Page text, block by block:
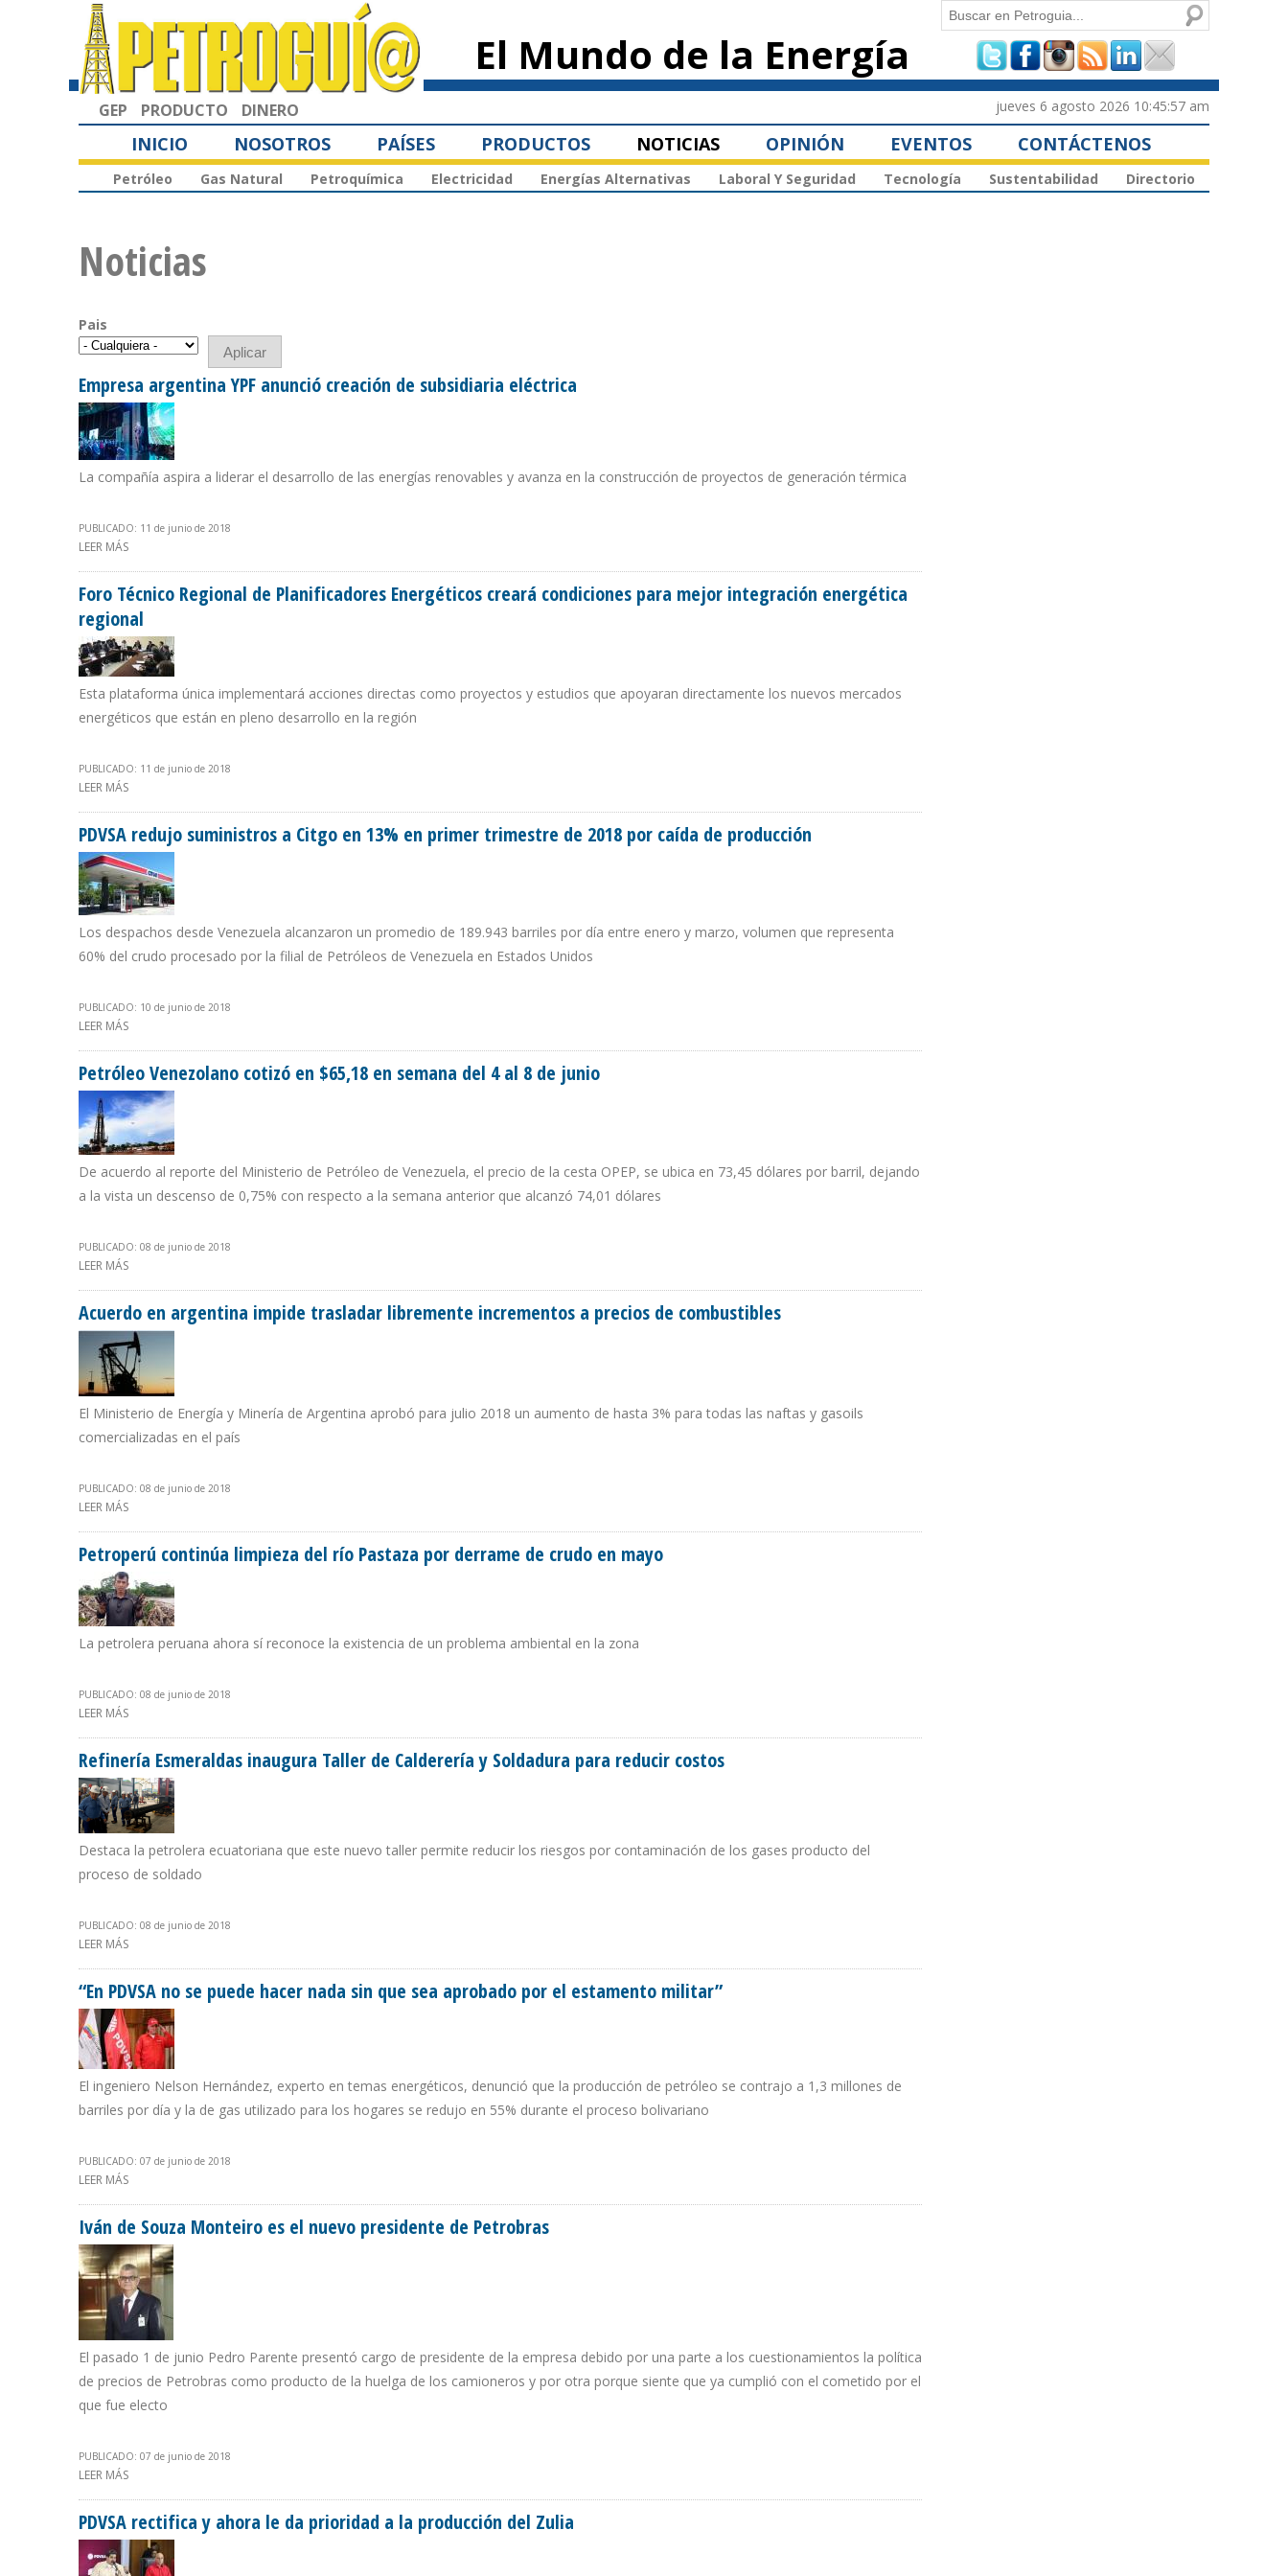
principal
El Mundo de la Energía
Formulario de
búsqueda
Buscar
GEP PRODUCTO DINERO jueves 6 agosto 2026 10:45:57 am
INICIO NOSOTROS PAÍSES PRODUCTOS NOTICIAS OPINIÓN EVENTOS CONTÁCTENOS
Petróleo Gas Natural Petroquímica Electricidad Energías Alternativas Laboral Y Seguridad Tecnología Sustentabilidad Directorio
Noticias
Pais
Empresa argentina YPF anunció creación de subsidiaria eléctrica
La compañía aspira a liderar el desarrollo de las energías renovables y avanza en la construcción de proyectos de generación térmica
PUBLICADO: 11 de junio de 2018
LEER MÁS
Foro Técnico Regional de Planificadores Energéticos creará condiciones para mejor integración energética
regional
Esta plataforma única implementará acciones directas como proyectos y estudios que apoyaran directamente los nuevos mercados
energéticos que están en pleno desarrollo en la región
PUBLICADO: 11 de junio de 2018
LEER MÁS
PDVSA redujo suministros a Citgo en 13% en primer trimestre de 2018 por caída de producción
Los despachos desde Venezuela alcanzaron un promedio de 189.943 barriles por día entre enero y marzo, volumen que representa
60% del crudo procesado por la filial de Petróleos de Venezuela en Estados Unidos
PUBLICADO: 10 de junio de 2018
LEER MÁS
Petróleo Venezolano cotizó en $65,18 en semana del 4 al 8 de junio
De acuerdo al reporte del Ministerio de Petróleo de Venezuela, el precio de la cesta OPEP, se ubica en 73,45 dólares por barril, dejando
a la vista un descenso de 0,75% con respecto a la semana anterior que alcanzó 74,01 dólares
PUBLICADO: 08 de junio de 2018
LEER MÁS
Acuerdo en argentina impide trasladar libremente incrementos a precios de combustibles
El Ministerio de Energía y Minería de Argentina aprobó para julio 2018 un aumento de hasta 3% para todas las naftas y gasoils
comercializadas en el país
PUBLICADO: 08 de junio de 2018
LEER MÁS
Petroperú continúa limpieza del río Pastaza por derrame de crudo en mayo
La petrolera peruana ahora sí reconoce la existencia de un problema ambiental en la zona
PUBLICADO: 08 de junio de 2018
LEER MÁS
Refinería Esmeraldas inaugura Taller de Calderería y Soldadura para reducir costos
Destaca la petrolera ecuatoriana que este nuevo taller permite reducir los riesgos por contaminación de los gases producto del
proceso de soldado
PUBLICADO: 08 de junio de 2018
LEER MÁS
“En PDVSA no se puede hacer nada sin que sea aprobado por el estamento militar”
El ingeniero Nelson Hernández, experto en temas energéticos, denunció que la producción de petróleo se contrajo a 1,3 millones de
barriles por día y la de gas utilizado para los hogares se redujo en 55% durante el proceso bolivariano
PUBLICADO: 07 de junio de 2018
LEER MÁS
Iván de Souza Monteiro es el nuevo presidente de Petrobras
El pasado 1 de junio Pedro Parente presentó cargo de presidente de la empresa debido por una parte a los cuestionamientos la política
de precios de Petrobras como producto de la huelga de los camioneros y por otra porque siente que ya cumplió con el cometido por el
que fue electo
PUBLICADO: 07 de junio de 2018
LEER MÁS
PDVSA rectifica y ahora le da prioridad a la producción del Zulia